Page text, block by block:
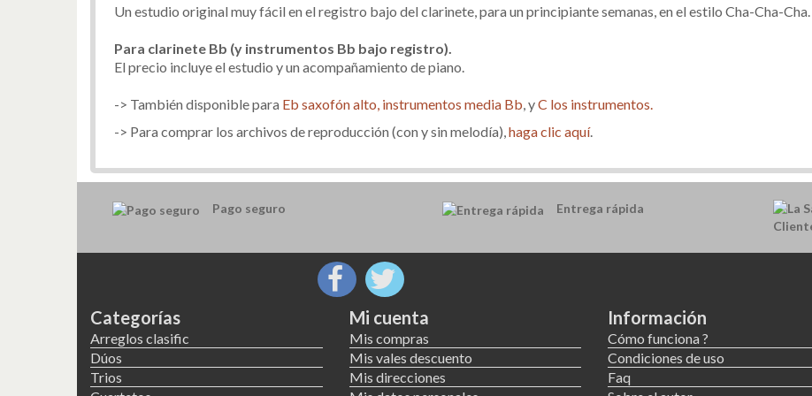
Un estudio original muy fácil en el registro bajo del clarinete, para un principiante semanas, en el estilo Cha-Cha-Cha.
Para clarinete Bb (y instrumentos Bb bajo registro).
El precio incluye el estudio y un acompañamiento de piano.
-> También disponible para Eb saxofón alto, instrumentos media Bb, yC los instrumentos.
-> Para comprar los archivos de reproducción (con y sin melodía),haga clic aquí.
Pago seguro Entrega rápida
Categorías
Arreglos clasific
Dúos
Trios
Mi cuenta
Mis compras
Mis vales descuento
Mis direcciones
Información
Cómo funciona ?
Condiciones de uso
Faq